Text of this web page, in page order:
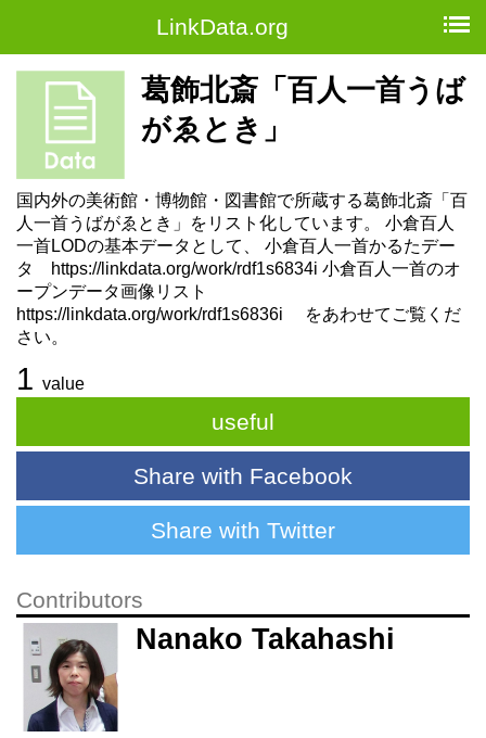
LinkData.org
葛飾北斎「百人一首うば
がゑとき」
国内外の美術館・博物館・図書館で所蔵する葛飾北斎「百
人一首うばがゑとき」をリスト化しています。 小倉百人
一首LODの基本データとして、 小倉百人一首かるたデー
タ https://linkdata.org/work/rdf1s6834i 小倉百人一首のオ
ープンデータ画像リスト
https://linkdata.org/work/rdf1s6836i をあわせてご覧くだ
さい。
1 value
useful
Share with Facebook
Share with Twitter
Contributors
Nanako Takahashi